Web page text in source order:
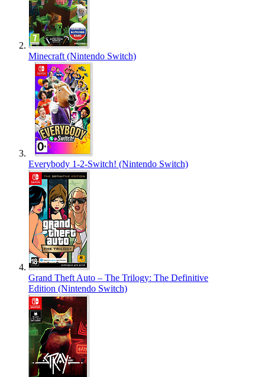
Minecraft (Nintendo Switch)
Everybody 1-2-Switch! (Nintendo Switch)
Grand Theft Auto – The Trilogy: The Definitive
Edition (Nintendo Switch)